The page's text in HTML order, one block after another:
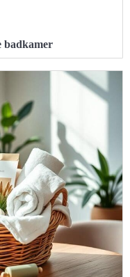
badkamer